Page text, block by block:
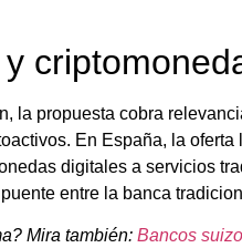
la propuesta cobra
En España, la
digitales a servicios
entre la banca
Mira también: Bancos